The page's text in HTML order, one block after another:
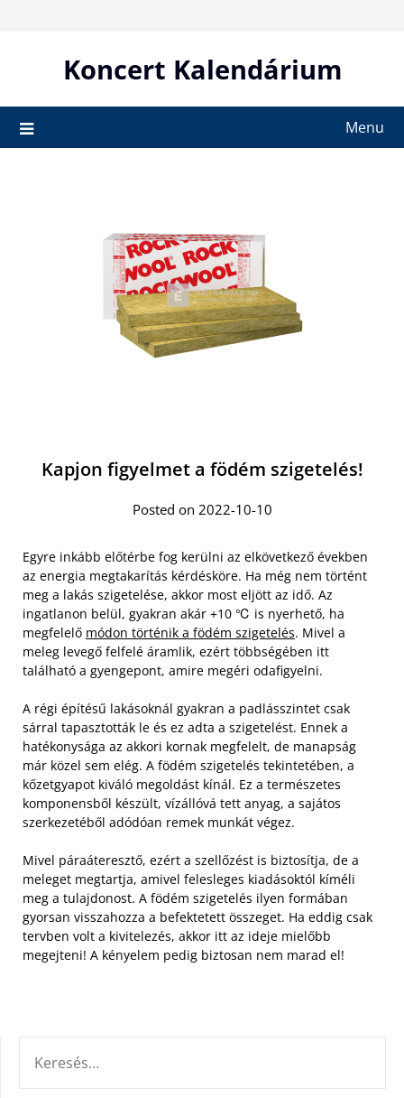
Koncert Kalendárium
Menu
Kapjon figyelmet a födém szigetelés!
Posted on 2022-10-10
Egyre inkább előtérbe fog kerülni az elkövetkező években
az energia megtakarítás kérdésköre. Ha még nem történt
meg a lakás szigetelése, akkor most eljött az idő. Az
ingatlanon belül, gyakran akár +10 ℃ is nyerhető, ha
megfelelő módon történik a födém szigetelés. Mivel a
meleg levegő felfelé áramlik, ezért többségében itt
található a gyengepont, amire megéri odafigyelni.
A régi építésű lakásoknál gyakran a padlásszintet csak
sárral tapasztották le és ez adta a szigetelést. Ennek a
hatékonysága az akkori kornak megfelelt, de manapság
már közel sem elég. A födém szigetelés tekintetében, a
kőzetgyapot kiváló megoldást kínál. Ez a természetes
komponensből készült, vízállóvá tett anyag, a sajátos
szerkezetéből adódóan remek munkát végez.
Mivel páraáteresztő, ezért a szellőzést is biztosítja, de a
meleget megtartja, amivel felesleges kiadásoktól kíméli
meg a tulajdonost. A födém szigetelés ilyen formában
gyorsan visszahozza a befektetett összeget. Ha eddig csak
tervben volt a kivitelezés, akkor itt az ideje mielőbb
megejteni! A kényelem pedig biztosan nem marad el!